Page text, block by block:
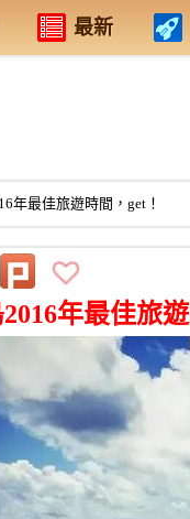
最新
年最佳旅遊時間，get！
年最佳旅